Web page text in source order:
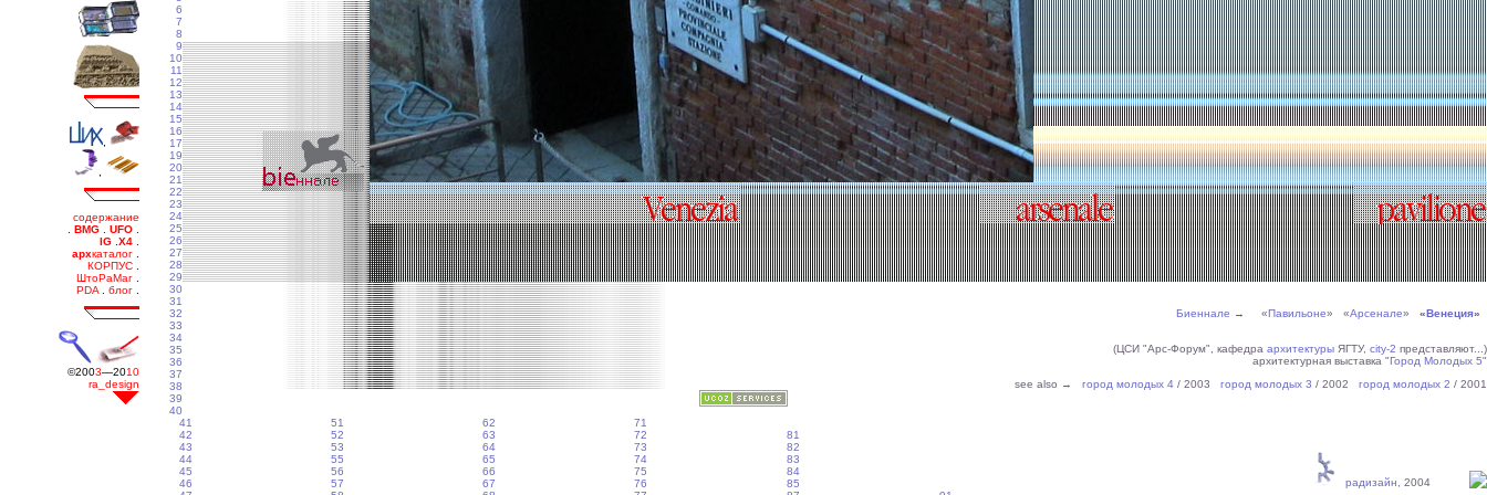
6
7
8
9
10
11
12
13
14
15
16
17
19
20
21
22
23
24
25
26
27
28
29
30
31
32
33
34
35
36
37
38
39
40
Биеннале → «Павильоне» «Арсенале» «Венеция»
(ЦСИ "Арс-Форум", кафедра архитектуры ЯГТУ, city-2 представляют...)
архитектурная выставка "Город Молодых 5"
see also → город молодых 4 / 2003 город молодых 3 / 2002 город молодых 2 / 2001
41
42
43
44
45
46
51
52
53
55
56
57
62
63
64
65
66
67
71
72
73
74
75
76
81
82
83
84
85
радизайн, 2004